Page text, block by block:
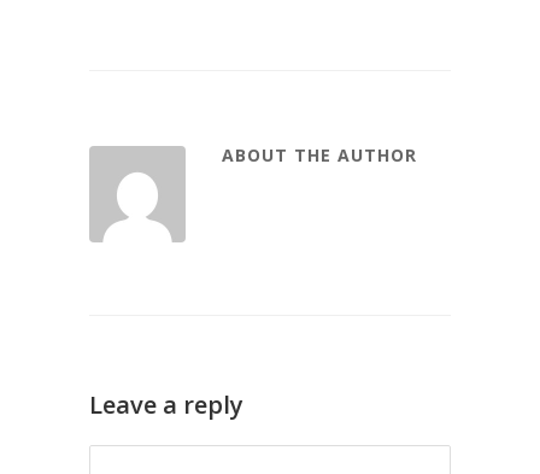
ABOUT THE AUTHOR
Leave a reply